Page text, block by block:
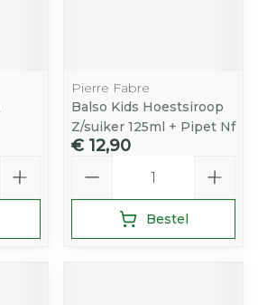
Pierre Fabre
Balso Kids Hoestsiroop
Z/suiker 125ml + Pipet Nf
€ 12,90
Bestel